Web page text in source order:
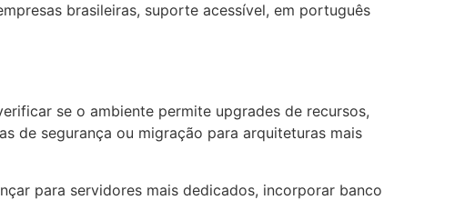
brasileiras, suporte acessível, em português
se o ambiente permite upgrades de recursos,
de segurança ou migração para arquiteturas mais
para servidores mais dedicados, incorporar banco